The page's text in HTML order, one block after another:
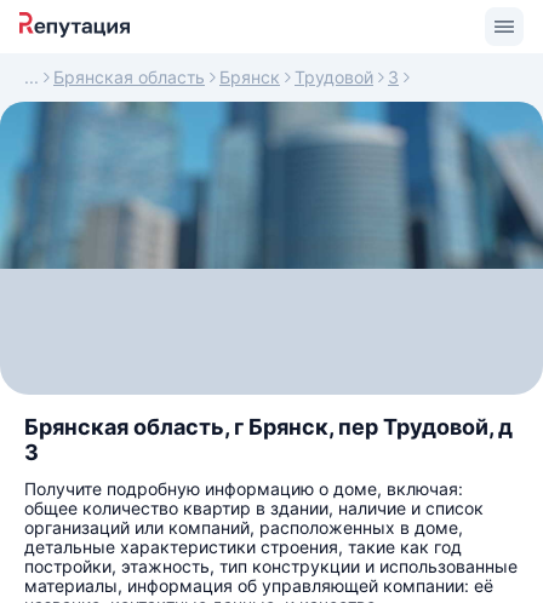
Брянская область Брянск Трудовой 3
Брянская область, г Брянск, пер Трудовой, д
3
Получите подробную информацию о доме, включая:
общее количество квартир в здании, наличие и список
организаций или компаний, расположенных в доме,
детальные характеристики строения, такие как год
постройки, этажность, тип конструкции и использованные
материалы, информация об управляющей компании: её